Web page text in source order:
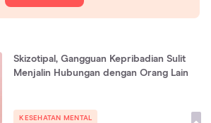
Skizotipal, Gangguan Kepribadian Sulit
Menjalin Hubungan dengan Orang Lain
KESEHATAN MENTAL